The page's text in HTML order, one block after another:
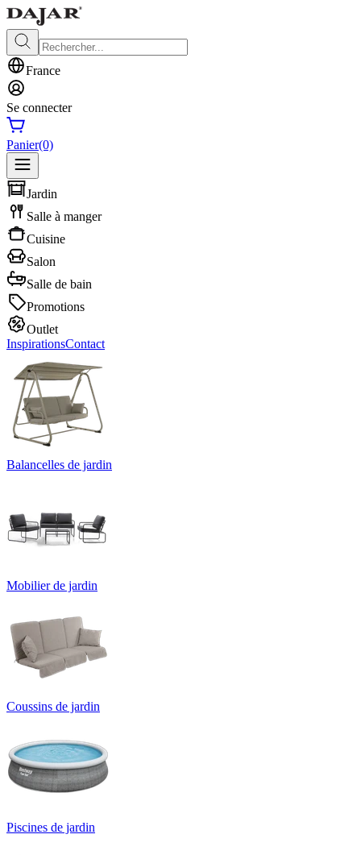
France
Se connecter
Panier(0)
Jardin
Salle à manger
Cuisine
Salon
Salle de bain
Promotions
Outlet
InspirationsContact
Balancelles de jardin
Mobilier de jardin
Coussins de jardin
Piscines de jardin